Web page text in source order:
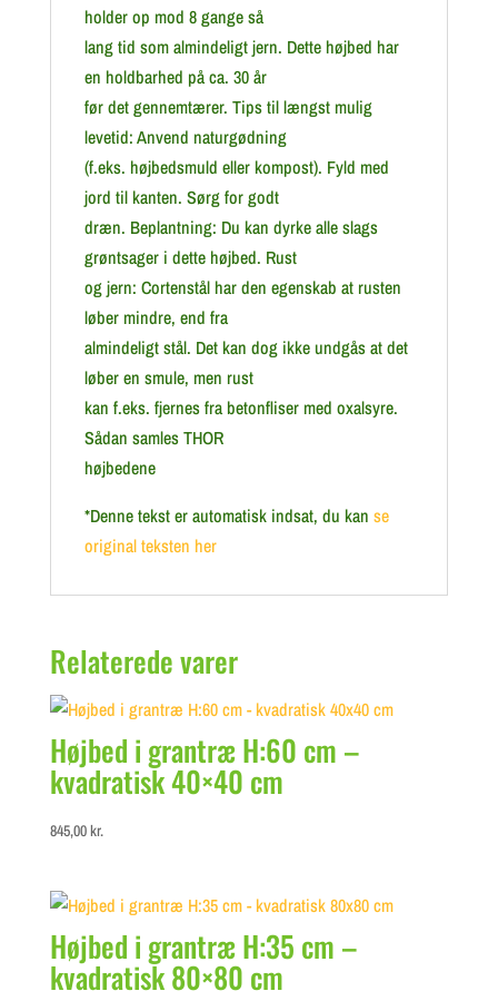
holder op mod 8 gange så
lang tid som almindeligt jern. Dette højbed har
en holdbarhed på ca. 30 år
før det gennemtærer. Tips til længst mulig
levetid: Anvend naturgødning
(f.eks. højbedsmuld eller kompost). Fyld med
jord til kanten. Sørg for godt
dræn. Beplantning: Du kan dyrke alle slags
grøntsager i dette højbed. Rust
og jern: Cortenstål har den egenskab at rusten
løber mindre, end fra
almindeligt stål. Det kan dog ikke undgås at det
løber en smule, men rust
kan f.eks. fjernes fra betonfliser med oxalsyre.
Sådan samles THOR
højbedene
*Denne tekst er automatisk indsat, du kan se
original teksten her
Relaterede varer
Højbed i grantræ H:60 cm –
kvadratisk 40×40 cm
845,00kr.
Højbed i grantræ H:35 cm –
kvadratisk 80×80 cm